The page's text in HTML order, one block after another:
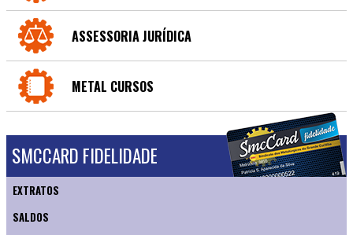
ASSESSORIA JURÍDICA
METAL CURSOS
SMCCARD FIDELIDADE
EXTRATOS
SALDOS